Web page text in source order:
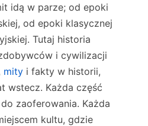
idą w parze; od epoki
od epoki klasycznej
Tutaj historia
i cywilizacji
mity i fakty w historii,
wstecz. Każda część
zaoferowania. Każda
kultu, gdzie